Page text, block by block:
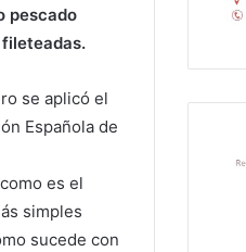
pescado
se aplicó el
Española de
es el
simples
sucede con